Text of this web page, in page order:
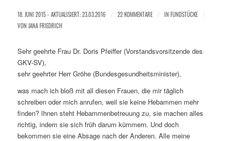
18. JUNI 2015 - AKTUALISIERT: 23.03.2016 / 22 KOMMENTARE / IN FUNDSTÜCKE
/
VON JANA FRIEDRICH
Sehr geehrte Frau Dr. Doris Pfeiffer (Vorstandsvorsitzende des
GKV-SV),
sehr geehrter Herr Gröhe (Bundesgesundheitsminister),
was mach ich bloß mit all diesen Frauen, die mir täglich
schreiben oder mich anrufen, weil sie keine Hebammen mehr
finden? Ihnen steht Hebammenbetreuung zu, sie machen alles
richtig, indem sie sich früh darum kümmern. Und doch
bekommen sie eine Absage nach der Anderen. Alle meine